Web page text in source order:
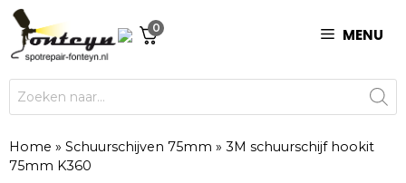
Ga
naar
de
inhoud
0 MENU
Producten
zoeken
Home » Schuurschijven 75mm » 3M schuurschijf hookit
75mm K360